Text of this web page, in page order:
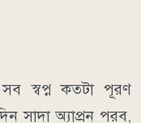
স্বপ্ন কতটা পূরণ
সাদা অ্যাপ্রন পরব,